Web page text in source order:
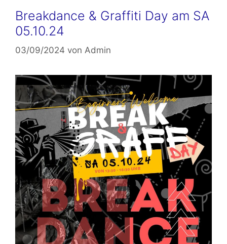
Breakdance & Graffiti Day am SA
05.10.24
03/09/2024 von Admin